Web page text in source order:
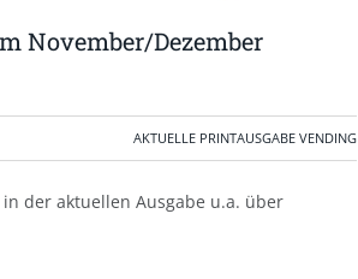
November/Dezember
AKTUELLE PRINTAUSGABE VENDING
der aktuellen Ausgabe u.a. über